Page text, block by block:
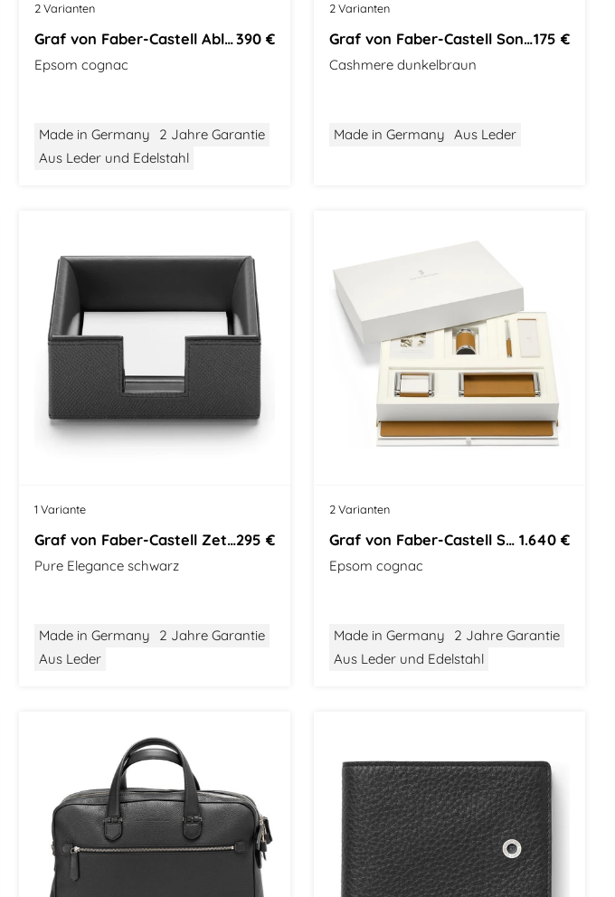
2 Varianten
Graf von Faber-Castell Ablageschale390 €
Epsom cognac
Made in Germany
2 Jahre Garantie
Aus Leder und Edelstahl
2 Varianten
Graf von Faber-Castell Sonstiges175 €
Cashmere dunkelbraun
Made in Germany Aus Leder
1 Variante
Graf von Faber-Castell Zettelboxen295 €
Pure Elegance schwarz
Made in Germany
2 Jahre Garantie
Aus Leder
2 Varianten
Graf von Faber-Castell Schreibtischzubehörset`s 1.640 €
Epsom cognac
Made in Germany
2 Jahre Garantie
Aus Leder und Edelstahl